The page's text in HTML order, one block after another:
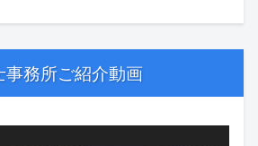
事務所ご紹介動画